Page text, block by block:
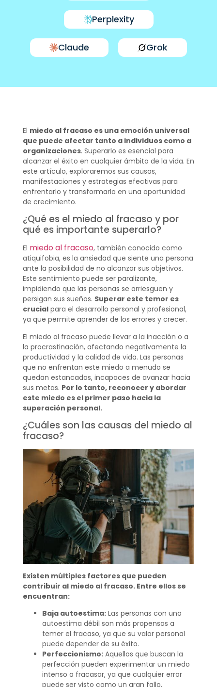
Perplexity
Claude Grok
El miedo al fracaso es una emoción universal
que puede afectar tanto a individuos como a
organizaciones. Superarlo es esencial para
alcanzar el éxito en cualquier ámbito de la vida. En
este artículo, exploraremos sus causas,
manifestaciones y estrategias efectivas para
enfrentarlo y transformarlo en una oportunidad
de crecimiento.
¿Qué es el miedo al fracaso y por
qué es importante superarlo?
El miedo al fracaso, también conocido como
atiquifobia, es la ansiedad que siente una persona
ante la posibilidad de no alcanzar sus objetivos.
Este sentimiento puede ser paralizante,
impidiendo que las personas se arriesguen y
persigan sus sueños. Superar este temor es
crucialpara el desarrollo personal y profesional,
ya que permite aprender de los errores y crecer.
El miedo al fracaso puede llevar a la inacción o a
la procrastinación, afectando negativamente la
productividad y la calidad de vida. Las personas
que no enfrentan este miedo a menudo se
quedan estancadas, incapaces de avanzar hacia
sus metas. Por lo tanto, reconocer y abordar
este miedo es el primer paso hacia la
superación personal.
¿Cuáles son las causas del miedo al
fracaso?
Existen múltiples factores que pueden
contribuir al miedo al fracaso. Entre ellos se
encuentran:
Baja autoestima:Las personas con una
autoestima débil son más propensas a
temer el fracaso, ya que su valor personal
puede depender de su éxito.
Perfeccionismo:Aquellos que buscan la
perfección pueden experimentar un miedo
intenso a fracasar, ya que cualquier error
puede ser visto como un gran fallo.